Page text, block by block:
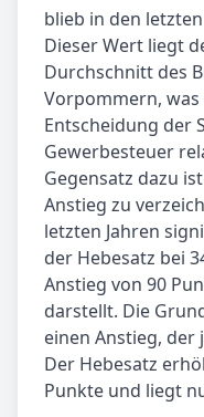
blieb in den
Dieser Wert liegt
Durchschnitt des
Vorpommern,
Entscheidung der
Gewerbesteuer
Gegensatz dazu
Anstieg zu
letzten Jahren
der Hebesatz bei
Anstieg von 90
darstellt. Die
einen Anstieg,
Der Hebesatz
Punkte und liegt